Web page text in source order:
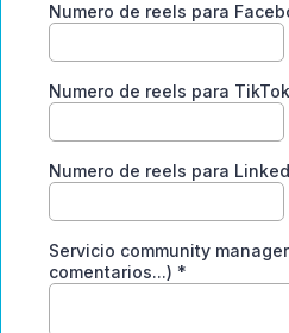
Numero de reels para
Numero de reels para TikTok
Numero de reels para
Servicio community
comentarios...) *